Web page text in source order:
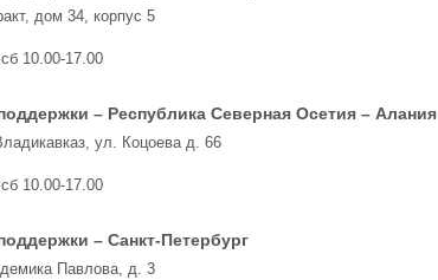
дом 34, корпус 5
10.00-17.00
– Республика Северная Осетия – Алания
ул. Коцоева д. 66
10.00-17.00
– Санкт-Петербург
Павлова, д. 3